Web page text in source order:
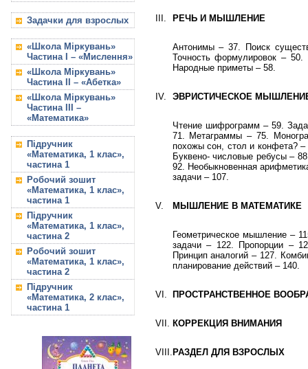
Задачки для взрослых
«Школа Міркувань»
Частина I – «Мислення»
«Школа Міркувань»
Частина II – «Абетка»
«Школа Міркувань»
Частина III –
«Математика»
Підручник
«Математика, 1 клас»,
частина 1
Робочий зошит
«Математика, 1 клас»,
частина 1
Підручник
«Математика, 1 клас»,
частина 2
Робочий зошит
«Математика, 1 клас»,
частина 2
Підручник
«Математика, 2 клас»,
частина 1
III. РЕЧЬ И МЫШЛЕНИЕ
Антонимы – 37. Поиск
Точность формулировок –
Народные приметы – 58.
IV. ЭВРИСТИЧЕСКОЕ
Чтение шифрограмм – 59.
71. Метаграммы – 75.
похожы сон, стол и конфета?
Буквено- числовые ребусы –
92. Необыкновенная
задачи – 107.
V. МЫШЛЕНИЕ В МАТЕМАТИКЕ
Геометрическое мышление –
задачи – 122. Пропорции –
Принцип аналогий – 127.
планирование действий – 140.
VI. ПРОСТРАНСТВЕННОЕ
VII. КОРРЕКЦИЯ ВНИМАНИЯ
VIII. РАЗДЕЛ ДЛЯ ВЗРОСЛЫХ